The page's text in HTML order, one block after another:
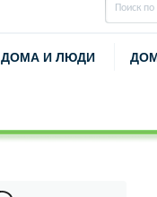
ДОМА И ЛЮДИ